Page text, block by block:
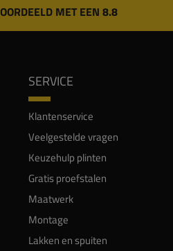
MET EEN 8.8
SERVICE
Klantenservice
Veelgestelde vragen
Keuzehulp plinten
Gratis proefstalen
Maatwerk
Montage
Lakken en spuiten